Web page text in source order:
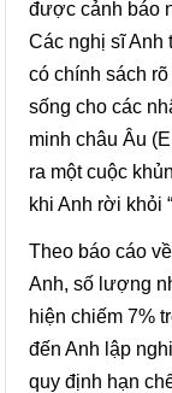
được cảnh báo
Các nghị sĩ
có chính sách
sống cho các
minh châu Âu
ra một cuộc
khi Anh rời khỏi
Theo báo cáo
Anh, số lượng
hiện chiếm 7%
đến Anh lập
quy định hạn